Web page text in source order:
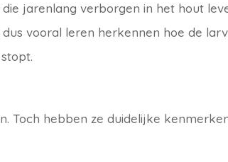
die jarenlang verborgen in het hout
vooral leren herkennen hoe de
Toch hebben ze duidelijke